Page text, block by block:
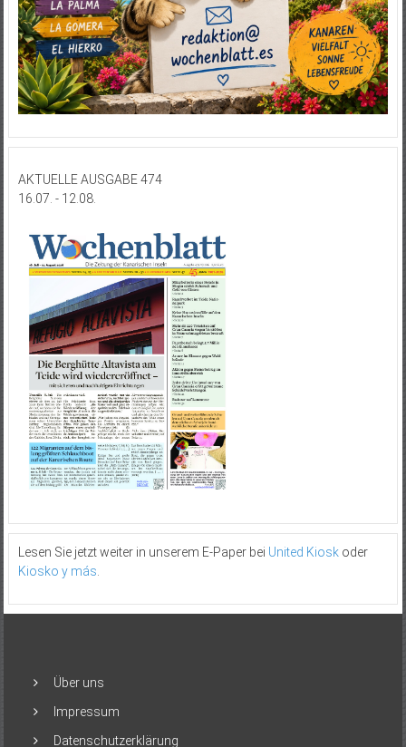
AKTUELLE AUSGABE 474
16.07. - 12.08.
Lesen Sie jetzt weiter in unserem E-Paper bei United Kioskoder
Kiosko y más.
Über uns
Impressum
Datenschutzerklärung